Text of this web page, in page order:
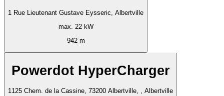
1 Rue Lieutenant Gustave Eysseric, Albertville
max. 22 kW
942 m
Powerdot HyperCharger
1125 Chem. de la Cassine, 73200 Albertville, , Albertville